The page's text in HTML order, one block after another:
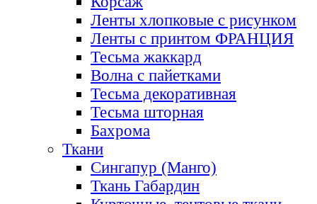
Ленты хлопковые с рисунком
Ленты с принтом ФРАНЦИЯ
Тесьма жаккард
Волна с пайетками
Тесьма декоративная
Тесьма шторная
Бахрома
Ткани
Сингапур (Манго)
Ткань Габардин